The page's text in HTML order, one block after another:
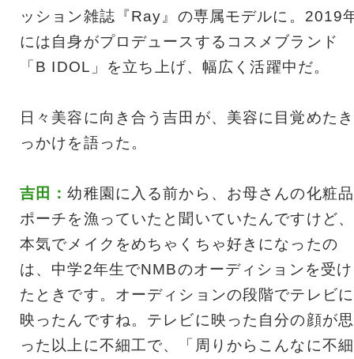
ッション雑誌『Ray』の専属モデルに。2019
には自身がプロデュースするコスメブランド
「B IDOL」を立ち上げ、幅広く活躍中だ。
日々美容に向き合う吉田が、美容に目覚めたき
っかけを語った。
吉田：幼稚園に入る前から、お母さんの化粧品
ポーチを漁っていたと聞いていたんですけど、
本気でメイクをめちゃくちゃ好きになったの
は、中学2年生でNMBのオーディションを受け
たときです。オーディションの段階でテレビに
映ったんですね。テレビに映った自分の顔が思
った以上に不細工で、「周りからこんなに不細